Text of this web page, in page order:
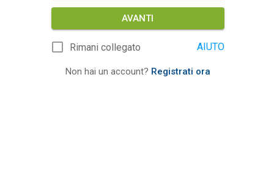
AVANTI
Rimani collegato AIUTO
Non hai un account? Registrati ora